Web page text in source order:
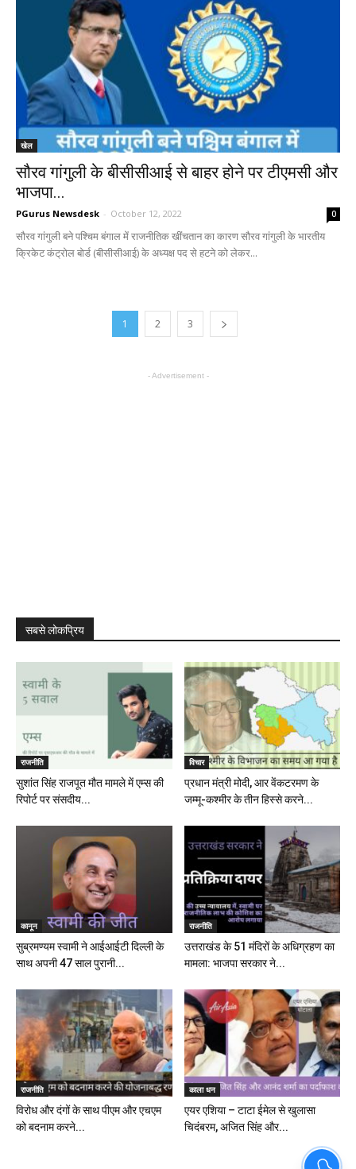
खेल
सौरव गांगुली के बीसीसीआई से बाहर होने पर टीएमसी और
भाजपा...
PGurus Newsdesk - October 12, 2022 0
सौरव गांगुली बने पश्चिम बंगाल में राजनीतिक खींचतान का कारण सौरव गांगुली के भारतीय
क्रिकेट कंट्रोल बोर्ड (बीसीसीआई) के अध्यक्ष पद से हटने को लेकर...
1 2 3
- Advertisement -
सबसे लोकप्रिय
राजनीति
सुशांत सिंह राजपूत मौत मामले में एम्स की
रिपोर्ट पर संसदीय...
विचार
प्रधान मंत्री मोदी, आर वेंकटरमण के
जम्मू-कश्मीर के तीन हिस्से करने...
कानून
सुब्रमण्यम स्वामी ने आईआईटी दिल्ली के
साथ अपनी 47 साल पुरानी...
राजनीति
उत्तराखंड के 51 मंदिरों के अधिग्रहण का
मामला: भाजपा सरकार ने...
राजनीति
विरोध और दंगों के साथ पीएम और एचएम
को बदनाम करने...
काला धन
एयर एशिया – टाटा ईमेल से खुलासा
चिदंबरम, अजित सिंह और...